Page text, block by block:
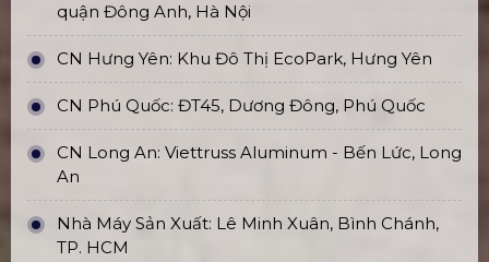
quận Đông Anh, Hà Nội
CN Hưng Yên: Khu Đô Thị EcoPark, Hưng Yên
CN Phú Quốc: ĐT45, Dương Đông, Phú Quốc
CN Long An: Viettruss Aluminum - Bến Lức, Long
An
Nhà Máy Sản Xuất: Lê Minh Xuân, Bình Chánh,
TP. HCM